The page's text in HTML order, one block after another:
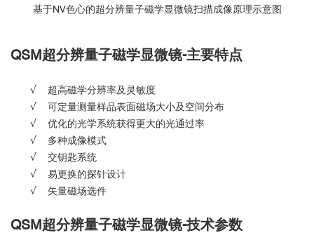
基于NV色心的超分辨量子磁学显微镜扫描成像原理示意图
QSM超分辨量子磁学显微镜-主要特点
√ 超高磁学分辨率及灵敏度
√ 可定量测量样品表面磁场大小及空间分布
√ 优化的光学系统获得更大的光通过率
√ 多种成像模式
√ 交钥匙系统
√ 易更换的探针设计
√ 矢量磁场选件
QSM超分辨量子磁学显微镜-技术参数